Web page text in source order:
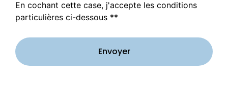
En cochant cette case, j'accepte les conditions
particulières ci-dessous **
Envoyer